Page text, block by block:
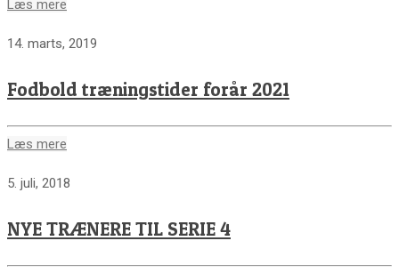
Læs mere
14. marts, 2019
Fodbold træningstider forår 2021
Læs mere
5. juli, 2018
NYE TRÆNERE TIL SERIE 4